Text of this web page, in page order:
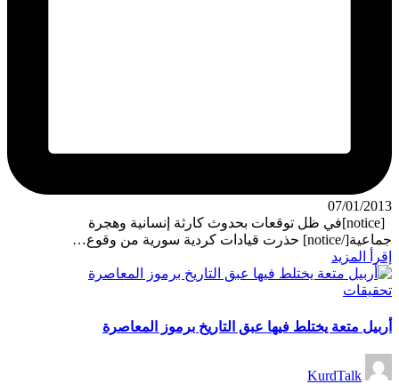
07/01/2013
[notice]في ظل توقعات بحدوث كارثة إنسانية وهجرة
جماعية[/notice] حذرت قيادات كردية سورية من وقوع…
إقرأ المزيد
نُشر
تحقيقات
أربيل متعة يختلط فيها عبق التاريخ برموز المعاصرة
تمّ
النشرKurdTalk